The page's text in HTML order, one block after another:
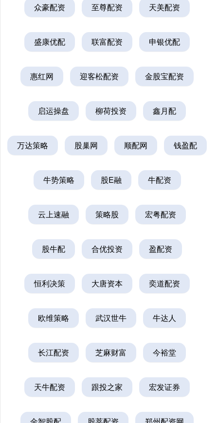
众豪配资 至尊配资 天美配资
盛康优配 联富配资 申银优配
惠红网 迎客松配资 金股宝配资
启运操盘 柳荷投资 鑫月配
万达策略 股巢网 顺配网 钱盈配
牛势策略 股E融 牛配资
云上速融 策略股 宏粤配资
股牛配 合优投资 盈配资
恒利决策 大唐资本 奕道配资
欧维策略 武汉世牛 牛达人
长江配资 芝麻财富 今裕堂
天牛配资 跟投之家 宏发证券